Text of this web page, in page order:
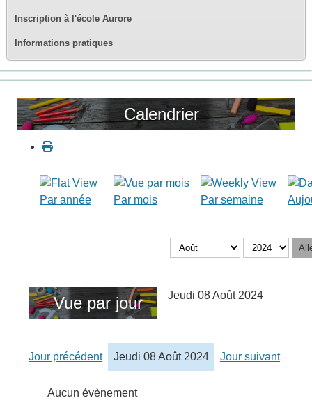
Inscription à l'école Aurore
Informations pratiques
Calendrier
Par année Par mois Par semaine
Vue par jour Jeudi 08 Août 2024
Jour précédent Jeudi 08 Août 2024 Jour suivant
Aucun évènement